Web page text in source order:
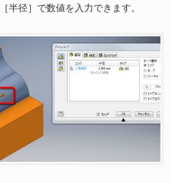
半径］で数値を入力できます。